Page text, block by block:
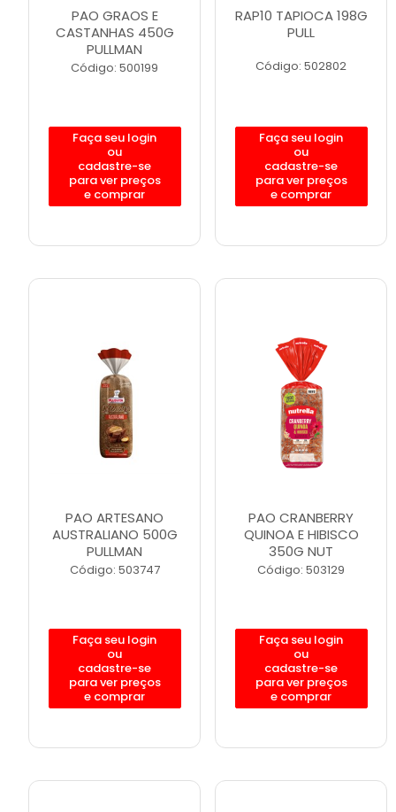
PAO GRAOS E
CASTANHAS 450G
PULLMAN
Código: 500199
Faça seu login
ou
cadastre-se
para ver preços
e comprar
RAP10 TAPIOCA 198G
PULL
Código: 502802
Faça seu login
ou
cadastre-se
para ver preços
e comprar
PAO ARTESANO
AUSTRALIANO 500G
PULLMAN
Código: 503747
Faça seu login
ou
cadastre-se
para ver preços
e comprar
PAO CRANBERRY
QUINOA E HIBISCO
350G NUT
Código: 503129
Faça seu login
ou
cadastre-se
para ver preços
e comprar